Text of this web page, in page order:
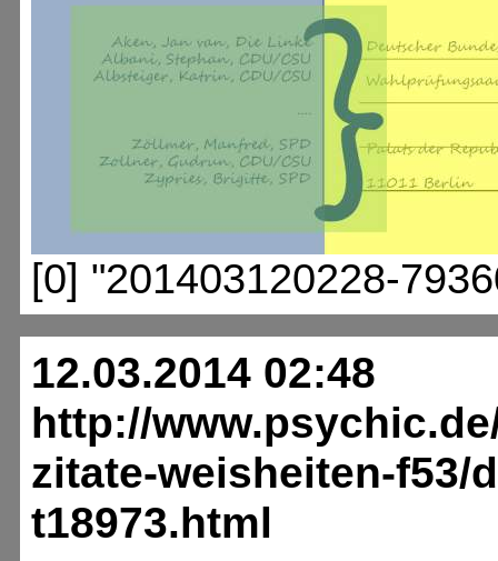
[0] "201403120228-
12.03.2014 02:48
http://
zitate-weisheiten-f53/
t18973.html